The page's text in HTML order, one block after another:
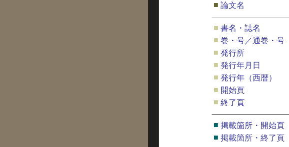
■ 論文名
■ 書名・誌名
■ 巻・号／通巻・号
■ 発行所
■ 発行年月日
■ 発行年（西暦）
■ 開始頁
■ 終了頁
■ 掲載箇所・開始頁
■ 掲載箇所・終了頁